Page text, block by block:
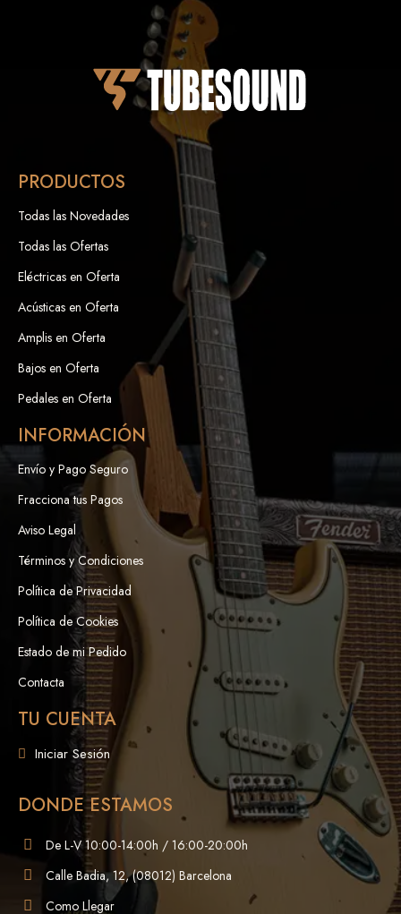
PRODUCTOS
Todas las Novedades
Todas las Ofertas
Eléctricas en Oferta
Acústicas en Oferta
Amplis en Oferta
Bajos en Oferta
Pedales en Oferta
INFORMACIÓN
Envío y Pago Seguro
Fracciona tus Pagos
Aviso Legal
Términos y Condiciones
Política de Privacidad
Política de Cookies
Estado de mi Pedido
Contacta
TU CUENTA
Iniciar Sesión
DONDE ESTAMOS
De L-V 10:00-14:00h / 16:00-20:00h
Calle Badia, 12, (08012) Barcelona
Como Llegar